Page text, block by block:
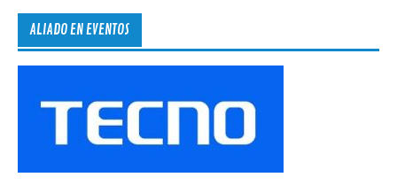
ALIADO EN EVENTOS